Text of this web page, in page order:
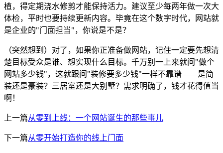
植，得定期浇水修剪才能保持活力。建议至少每两年做一次大
体检，平时也要持续更新内容。毕竟在这个数字时代，网站就
是企业的"门面担当"，你说是不是？
（突然想到）对了，如果你正准备做网站，记住一定要先想清
楚目标受众是谁、想实现什么目标。千万别一上来就问"做个
网站多少钱"，这就跟问"装修要多少钱"一样不靠谱——是简
装还是豪装？三居室还是大别墅？需求明确了，钱才花得值当
啊！
上一篇从零到上线：一个网站诞生的那些事儿
下一篇从零开始打造你的线上门面